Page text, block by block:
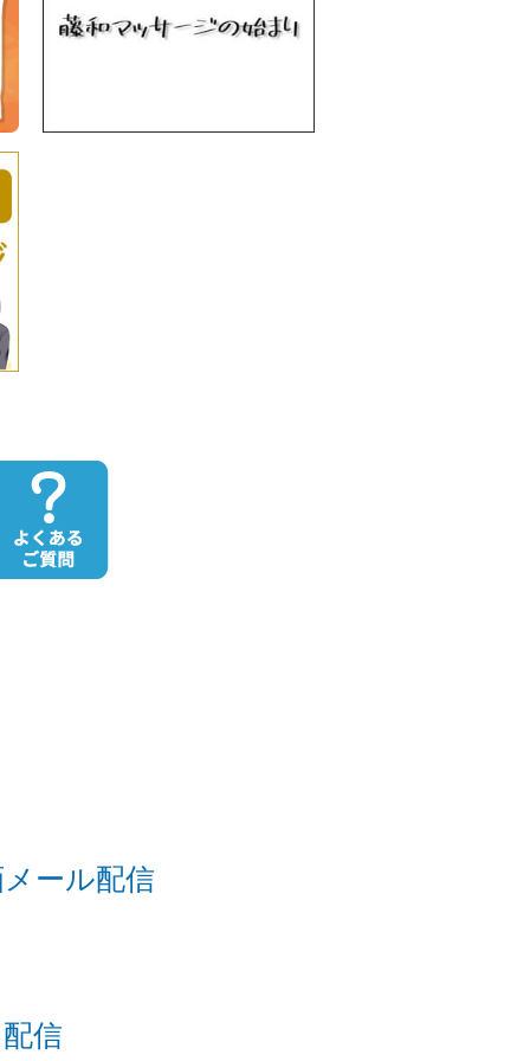
ール配信
信